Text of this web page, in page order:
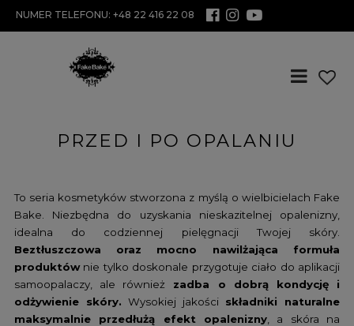
NUMER TELEFONU: +48 22 416 22 08
PRZED I PO OPALANIU
To seria kosmetyków stworzona z myślą o wielbicielach Fake
Bake. Niezbędna do uzyskania nieskazitelnej opalenizny,
idealna do codziennej pielęgnacji Twojej skóry.
Beztłuszczowa oraz mocno nawilżająca formuła
produktównie tylko doskonale przygotuje ciało do aplikacji
samoopalaczy, ale również zadba o dobrą kondycję i
odżywienie skóry. Wysokiej jakości składniki naturalne
maksymalnie przedłużą efekt opalenizny, a skóra na